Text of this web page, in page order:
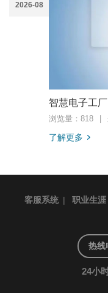
2026-08
智慧电子工
浏览量：818
了解更多
客服系统 | 职业生涯
热线
24小